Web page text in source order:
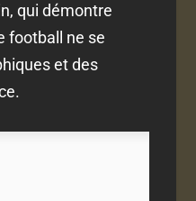
qui démontre
football ne se
et des